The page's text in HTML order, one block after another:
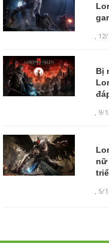
,
Bị
, 9/
nữ
, 5/